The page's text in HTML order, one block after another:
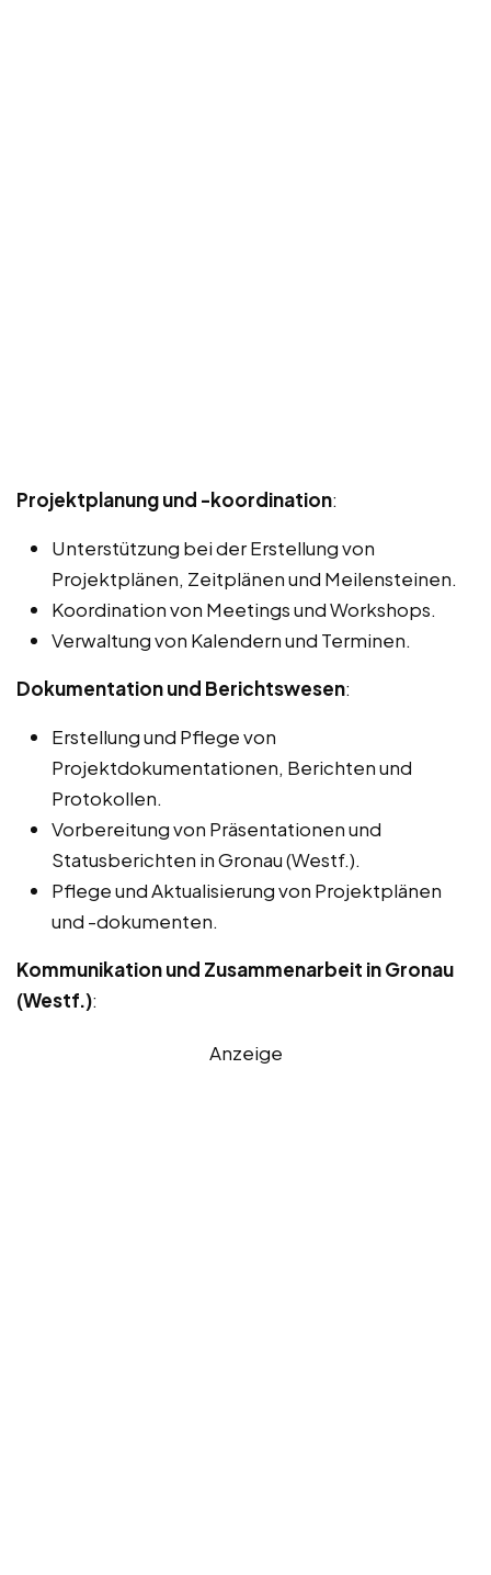
Projektplanung und -koordination:
Unterstützung bei der Erstellung von
Projektplänen, Zeitplänen und Meilensteinen.
Koordination von Meetings und Workshops.
Verwaltung von Kalendern und Terminen.
Dokumentation und Berichtswesen:
Erstellung und Pflege von
Projektdokumentationen, Berichten und
Protokollen.
Vorbereitung von Präsentationen und
Statusberichten in Gronau (Westf.).
Pflege und Aktualisierung von Projektplänen
und -dokumenten.
Kommunikation und Zusammenarbeit in Gronau
(Westf.):
Anzeige